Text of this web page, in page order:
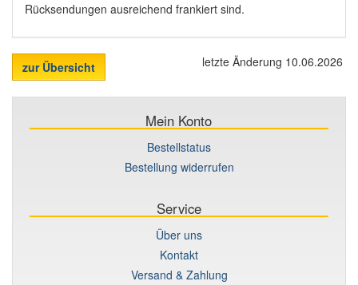
Rücksendungen ausreichend frankiert sind.
zur Übersicht letzte Änderung 10.06.2026
Mein Konto
Bestellstatus
Bestellung widerrufen
Service
Über uns
Kontakt
Versand & Zahlung